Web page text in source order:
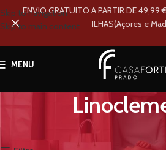
Skip to navigation
Skip to main content
MENU
Linoclemente
ENVIO GRATUITO A PARTIR DE
ILHAS(Açores e